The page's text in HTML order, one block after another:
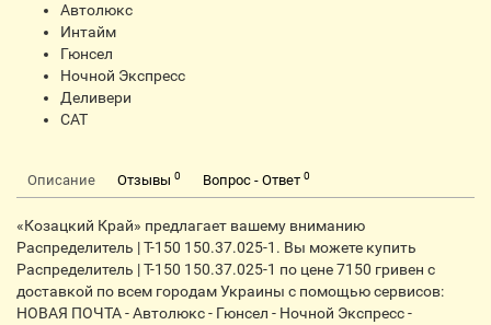
Автолюкс
Интайм
Гюнсел
Ночной Экспресс
Деливери
CАТ
Описание Отзывы 0 Вопрос - Ответ 0
«Козацкий Край» предлагает вашему вниманию
Распределитель | Т-150 150.37.025-1. Вы можете купить
Распределитель | Т-150 150.37.025-1 по цене 7150 гривен с
доставкой по всем городам Украины с помощью сервисов:
НОВАЯ ПОЧТА - Автолюкс - Гюнсел - Ночной Экспресс -